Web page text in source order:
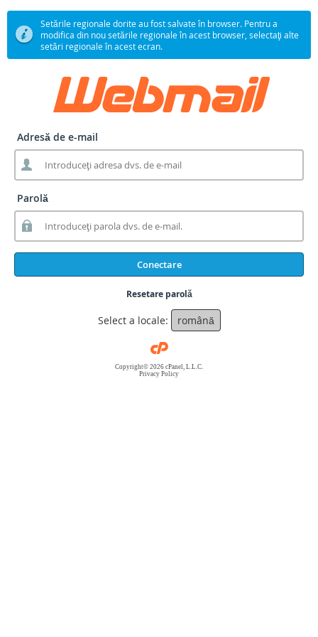
Setările regionale dorite au fost salvate în browser. Pentru a
modifica din nou setările regionale în acest browser, selectaţi alte
setări regionale în acest ecran.
Adresă de e-mail
Parolă
Conectare
Resetare parolă
Select a locale: română
Copyright© 2026 cPanel, L.L.C.
Privacy Policy